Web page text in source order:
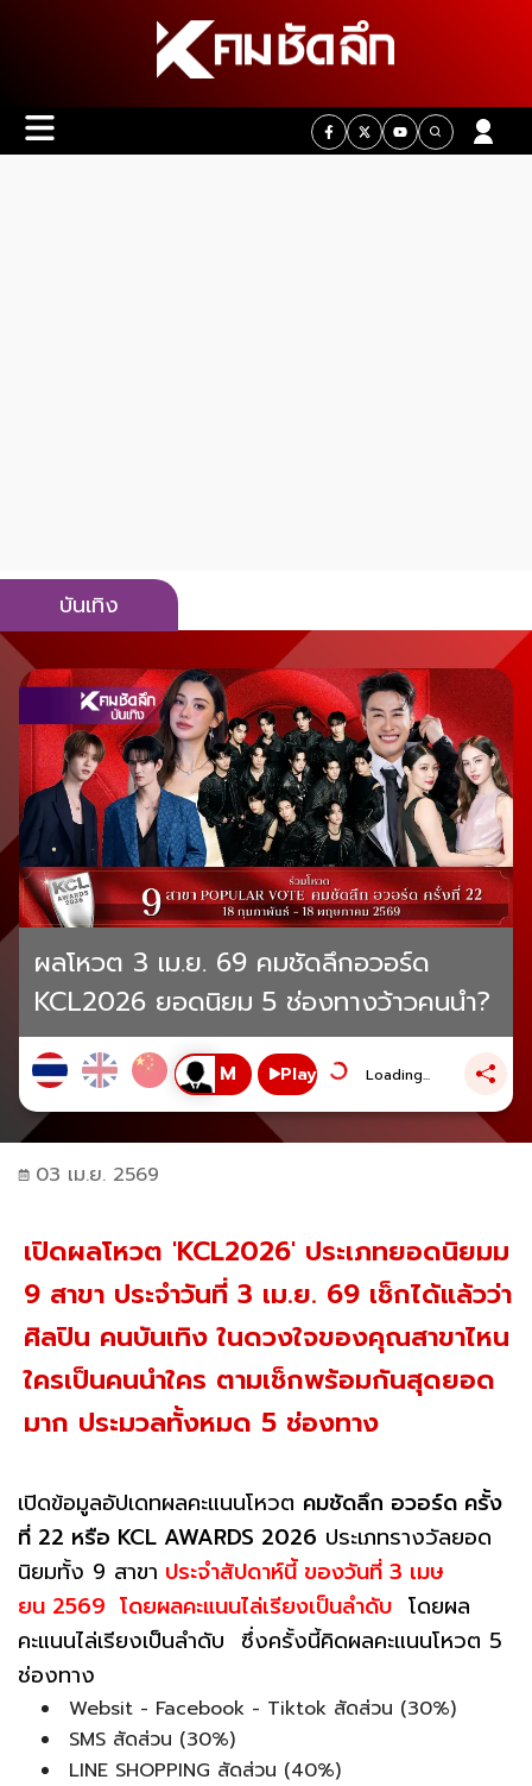
บันเทิง
ผลโหวต 3 เม.ย. 69 คมชัดลึกอวอร์ด
KCL2026 ยอดนิยม 5 ช่องทางว้าวคนนำ?
Play Loading...
03 เม.ย. 2569
เปิดผลโหวต 'KCL2026' ประเภทยอดนิยมม
9 สาขา ประจำวันที่ 3 เม.ย. 69 เช็กได้แล้วว่า
ศิลปิน คนบันเทิง ในดวงใจของคุณสาขาไหน
ใครเป็นคนนำใคร ตามเช็กพร้อมกันสุดยอด
มาก ประมวลทั้งหมด 5 ช่องทาง
เปิดข้อมูลอัปเดทผลคะแนนโหวต คมชัดลึก อวอร์ด ครั้ง
ที่ 22 หรือ KCL AWARDS 2026 ประเภทรางวัลยอด
นิยมทั้ง 9 สาขา ประจำสัปดาห์นี้ ของวันที่ 3 เมษ
ยน 2569 โดยผลคะแนนไล่เรียงเป็นลำดับ โดยผล
คะแนนไล่เรียงเป็นลำดับ ซึ่งครั้งนี้คิดผลคะแนนโหวต 5
ช่องทาง
Websit - Facebook - Tiktok สัดส่วน (30%)
SMS สัดส่วน (30%)
LINE SHOPPING สัดส่วน (40%)